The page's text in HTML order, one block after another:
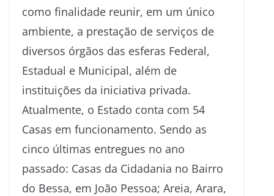
como finalidade reunir, em um único
ambiente, a prestação de serviços de
diversos órgãos das esferas Federal,
Estadual e Municipal, além de
instituições da iniciativa privada.
Atualmente, o Estado conta com 54
Casas em funcionamento. Sendo as
cinco últimas entregues no ano
passado: Casas da Cidadania no Bairro
do Bessa, em João Pessoa; Areia, Arara,